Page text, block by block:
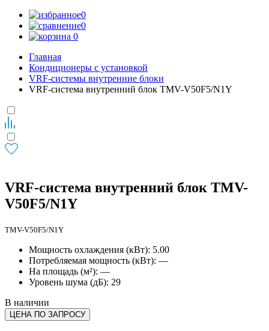
0
0
0
Главная
Кондиционеры с установкой
VRF-системы внутренние блоки
VRF-система внутренний блок TMV-V50F5/N1Y
VRF-система внутренний блок TMV-
V50F5/N1Y
TMV-V50F5/N1Y
Мощность охлаждения (кВт): 5.00
Потребляемая мощность (кВт): —
На площадь (м²): —
Уровень шума (дБ): 29
В наличии
ЦЕНА ПО ЗАПРОСУ